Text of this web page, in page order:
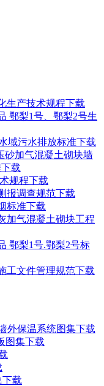
生产技术规程下载
鄂梨1号、鄂梨2号生
域污水排放标准下载
砂加气混凝土砌块墙
载
规程下载
报调查规范下载
标准下载
加气混凝土砌块工程
鄂梨1号.鄂梨2号标
工文件管理规范下载
外保温系统图集下载
图集下载
下载